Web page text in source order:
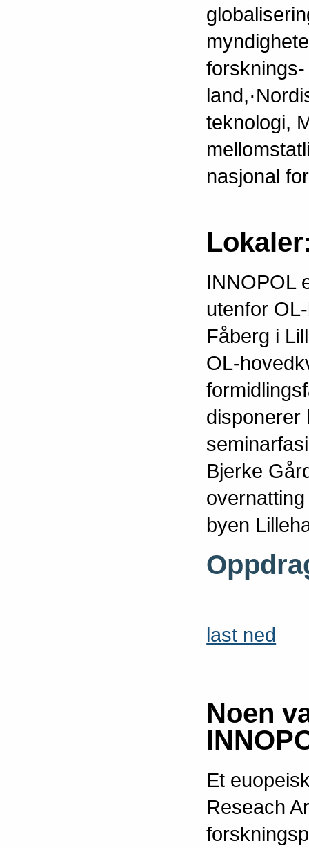
teknologi,
nasjonal
INNOPOL
utenfor
Fåberg i
OL-
disponerer
Bjerke
byen
O
last ned
Noen
Et
Reseach